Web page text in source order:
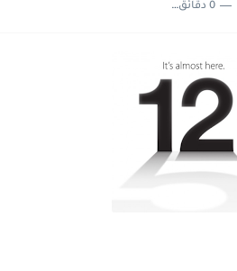
0 دقائق للقراءة